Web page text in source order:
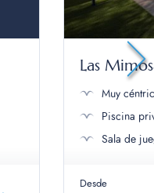
Las
Muy
Sala de
Desde